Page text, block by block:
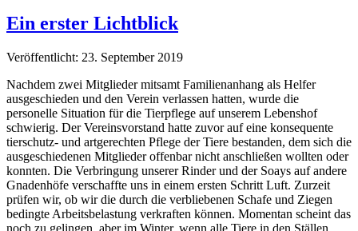
Ein erster Lichtblick
Veröffentlicht: 23. September 2019
Nachdem zwei Mitglieder mitsamt Familienanhang als Helfer
ausgeschieden und den Verein verlassen hatten, wurde die
personelle Situation für die Tierpflege auf unserem Lebenshof
schwierig. Der Vereinsvorstand hatte zuvor auf eine konsequente
tierschutz- und artgerechten Pflege der Tiere bestanden, dem sich die
ausgeschiedenen Mitglieder offenbar nicht anschließen wollten oder
konnten. Die Verbringung unserer Rinder und der Soays auf andere
Gnadenhöfe verschaffte uns in einem ersten Schritt Luft. Zurzeit
prüfen wir, ob wir die durch die verbliebenen Schafe und Ziegen
bedingte Arbeitsbelastung verkraften können. Momentan scheint das